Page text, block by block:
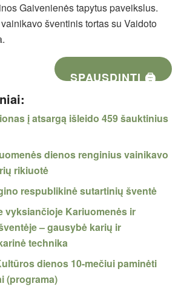
Gaivenienės tapytus paveikslus.
šventinis tortas su Vaidoto
SPAUSDINTI 🖨
į atsargą išleido 459 šauktinius
dienos renginius vainikavo
rikiuotė
respublikinė sutartinių šventė
vyksiančioje Kariuomenės ir
– gausybė karių ir
technika
dienos 10-mečiui paminėti
(programa)